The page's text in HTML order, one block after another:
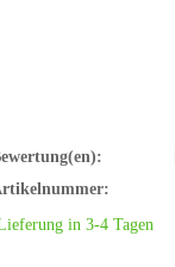
in 3-4 Tagen